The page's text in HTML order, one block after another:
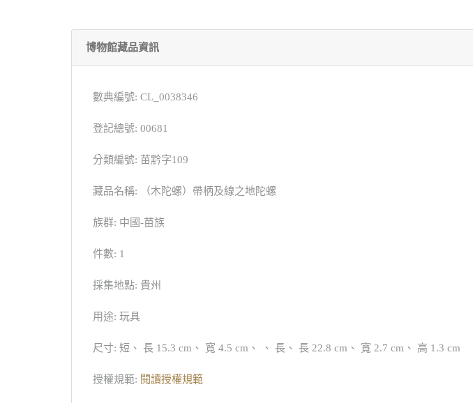
博物館藏品資訊
數典編號: CL_0038346
登記總號: 00681
分類編號: 苗黔字109
藏品名稱: （木陀螺）帶柄及線之地陀螺
族群: 中國-苗族
件數: 1
採集地點: 貴州
用途: 玩具
尺寸: 短、 長 15.3 cm、 寬 4.5 cm、 、 長、 長 22.8 cm、 寬 2.7 cm、 高 1.3 cm
授權規範: 閱讀授權規範